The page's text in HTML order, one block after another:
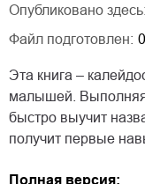
Опубликовано здесь:
Файл подготовлен:
Эта книга –
малышей.
быстро выучит
получит первые
Полная версия: